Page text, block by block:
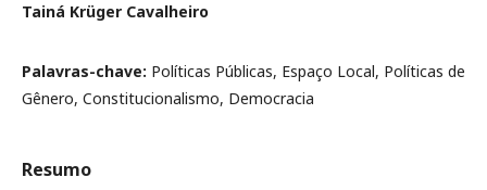
Tainá Krüger Cavalheiro
Palavras-chave: Políticas Públicas, Espaço Local, Políticas de
Gênero, Constitucionalismo, Democracia
Resumo